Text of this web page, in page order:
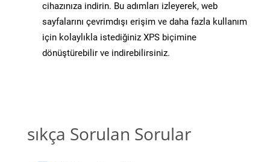
cihazınıza indirin. Bu adımları izleyerek, web
sayfalarını çevrimdışı erişim ve daha fazla kullanım
için kolaylıkla istediğiniz XPS biçimine
dönüştürebilir ve indirebilirsiniz.
sıkça Sorulan Sorular